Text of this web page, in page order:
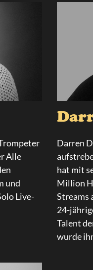
Alle
und
Live-
Darren
hat mit
Million
Streams
24-
Talent
wurde